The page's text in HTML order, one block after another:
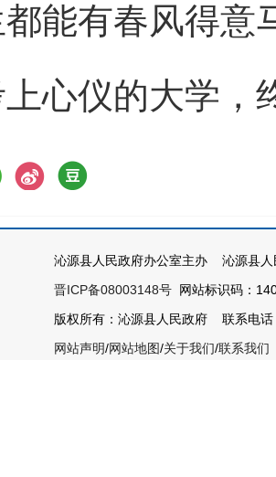
能有春风得意
心仪的大学，
沁源县人民政府办公室主办 沁源县
晋ICP备08003148号 网站标识码：
版权所有：沁源县人民政府 联系电
网站声明/网站地图/关于我们/联系我们